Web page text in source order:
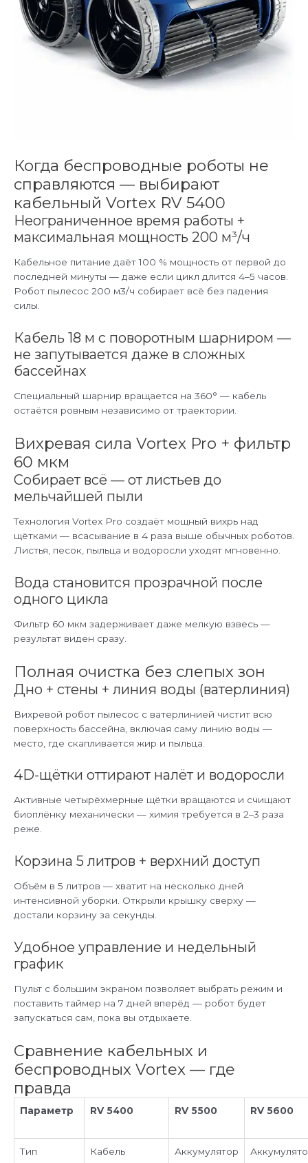
Когда беспроводные роботы не
справляются — выбирают
кабельный Vortex RV 5400
Неограниченное время работы +
максимальная мощность 200 м³/ч
Кабельное питание даёт 100 % мощность от первой до
последней минуты — даже если цикл длится 4–5 часов.
Робот пылесос 200 м3/ч собирает всё без падения
силы.
Кабель 18 м с поворотным шарниром —
не запутывается даже в сложных
бассейнах
Специальный шарнир вращается на 360° — кабель
остаётся ровным независимо от траектории.
Вихревая сила Vortex Pro + фильтр
60 мкм
Собирает всё — от листьев до
мельчайшей пыли
Технология Vortex Pro создаёт мощный вихрь над
щётками — всасывание в 4 раза выше обычных роботов.
Листья, песок, пыльца и водоросли уходят мгновенно.
Вода становится прозрачной после
одного цикла
Фильтр 60 мкм задерживает даже мелкую взвесь —
результат виден сразу.
Полная очистка без слепых зон
Дно + стены + линия воды (ватерлиния)
Вихревой робот пылесос с ватерлинией чистит всю
поверхность бассейна, включая саму линию воды —
место, где скапливается жир и пыльца.
4D-щётки оттирают налёт и водоросли
Активные четырёхмерные щётки вращаются и счищают
биоплёнку механически — химия требуется в 2–3 раза
реже.
Корзина 5 литров + верхний доступ
Объём в 5 литров — хватит на несколько дней
интенсивной уборки. Открыли крышку сверху —
достали корзину за секунды.
Удобное управление и недельный
график
Пульт с большим экраном позволяет выбрать режим и
поставить таймер на 7 дней вперёд — робот будет
запускаться сам, пока вы отдыхаете.
Сравнение кабельных и
беспроводных Vortex — где
правда
Параметр RV 5400 RV 5500 RV 5600
Тип
Кабель Аккумулятор